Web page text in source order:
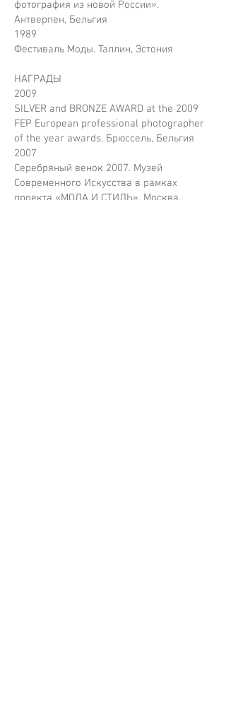
фотография из новой России».
Антверпен, Бельгия
1989
Фестиваль Моды. Таллин, Эстония
НАГРАДЫ
2009
SILVER and BRONZE AWARD at the 2009
FEP European professional photographer
of the year awards. Брюссель, Бельгия
2007
Серебряный венок 2007. Музей
Современного Искусства в рамках
проекта «МОДА И СТИЛЬ». Москва,